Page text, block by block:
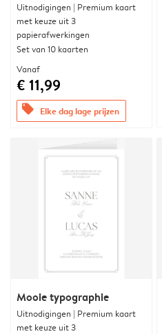
Uitnodigingen | Premium kaart
met keuze uit 3
papierafwerkingen
Set van 10 kaarten
Vanaf
€ 11,99
offers Elke dag lage prijzen
Mooie typographie
Uitnodigingen | Premium kaart
met keuze uit 3